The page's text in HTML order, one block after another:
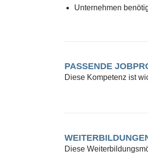
Unternehmen
PASSENDE
Diese Kompetenz ist
Diese